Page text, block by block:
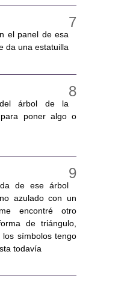
el panel de esa
da una estatuilla
árbol de la
poner algo o
de ese árbol
azulado con un
encontré otro
de triángulo,
símbolos tengo
todavía